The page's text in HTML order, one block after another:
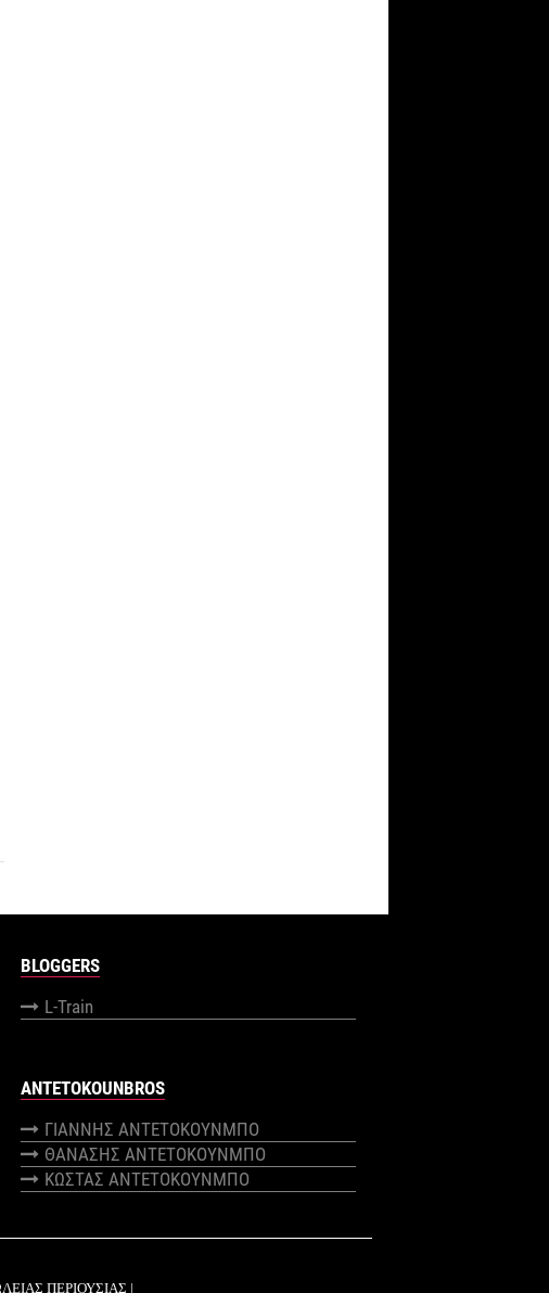
BLOGGERS
L-Train
ANTETOKOUNBROS
ΓΙΑΝΝΗΣ ΑΝΤΕΤΟΚΟΥΝΜΠΟ
ΘΑΝΑΣΗΣ ΑΝΤΕΤΟΚΟΥΝΜΠΟ
ΚΩΣΤΑΣ ΑΝΤΕΤΟΚΟΥΝΜΠΟ